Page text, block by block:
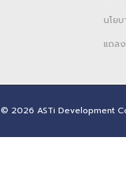
นโย
แถล
© 2026 ASTi Development